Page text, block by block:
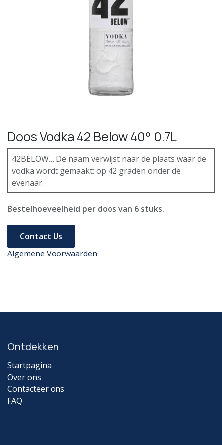
Doos Vodka 42 Below 40° 0.7L
42BELOW… De naam verwijst naar de plaats waar de
vodka wordt gemaakt: op 42 graden onder de
evenaar.
Bestelhoeveelheid per doos van 6 stuks.
Contact Us
Algemene Voorwaarden
Ontdekken
Startpagina
Over ons
Contacteer ons
FAQ